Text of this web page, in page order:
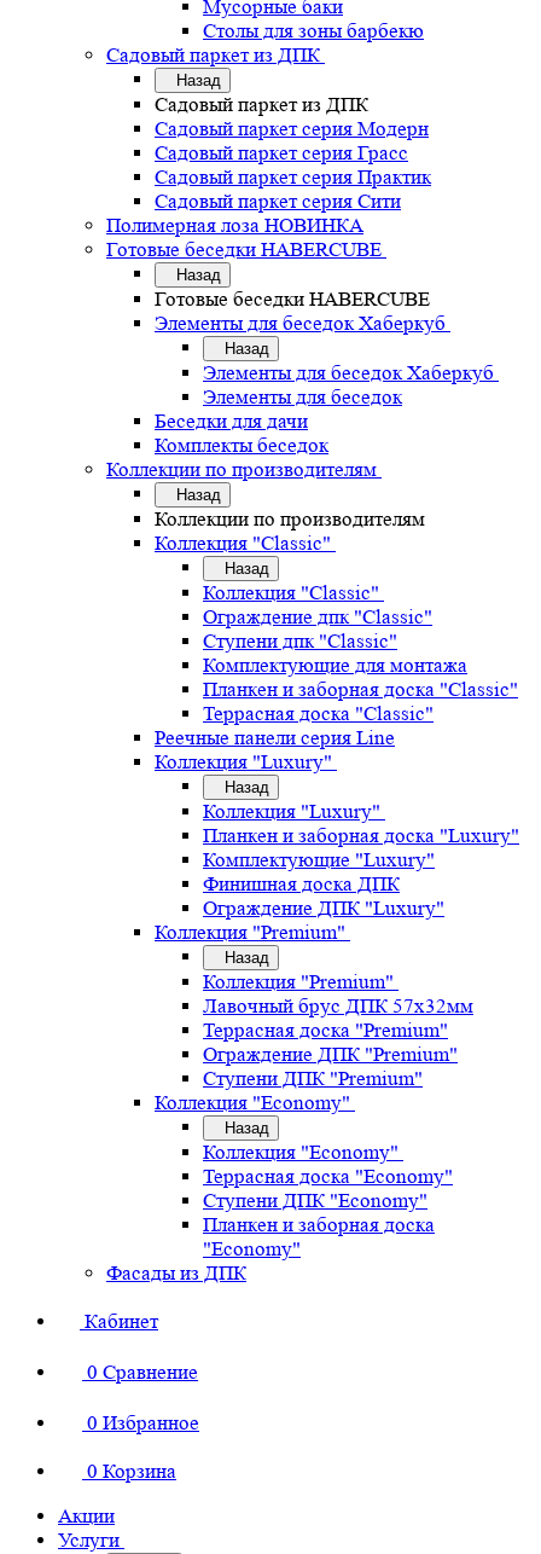
Мусорные баки
Столы для зоны барбекю
Садовый паркет из ДПК
Назад
Садовый паркет из ДПК
Садовый паркет серия Mодерн
Садовый паркет серия Грасс
Садовый паркет серия Практик
Садовый паркет серия Сити
Полимерная лоза НОВИНКА
Готовые беседки HABERCUBE
Назад
Готовые беседки HABERCUBE
Элементы для беседок Хаберкуб
Назад
Элементы для беседок Хаберкуб
Элементы для беседок
Беседки для дачи
Комплекты беседок
Коллекции по производителям
Назад
Коллекции по производителям
Коллекция "Classic"
Назад
Коллекция "Classic"
Ограждение дпк "Classic"
Ступени дпк "Classic"
Комплектующие для монтажа
Планкен и заборная доска "Classic"
Террасная доска "Classic"
Реечные панели серия Line
Коллекция "Luxury"
Назад
Коллекция "Luxury"
Планкен и заборная доска "Luxury"
Комплектующие "Luxury"
Финишная доска ДПК
Ограждение ДПК "Luxury"
Коллекция "Premium"
Назад
Коллекция "Premium"
Лавочный брус ДПК 57х32мм
Террасная доска "Premium"
Ограждение ДПК "Premium"
Ступени ДПК "Premium"
Коллекция "Economy"
Назад
Коллекция "Economy"
Террасная доска "Economy"
Ступени ДПК "Economy"
Планкен и заборная доска
"Economy"
Фасады из ДПК
Кабинет
0 Сравнение
0 Избранное
0 Корзина
Акции
Услуги